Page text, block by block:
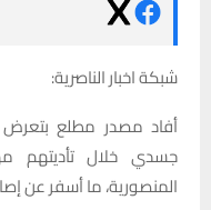
شبكة اخبار الناصرية:
أفاد مصدر مطلع بتعرض
جسدي خلال تأديتهم
المنصورية، ما أسفر عن